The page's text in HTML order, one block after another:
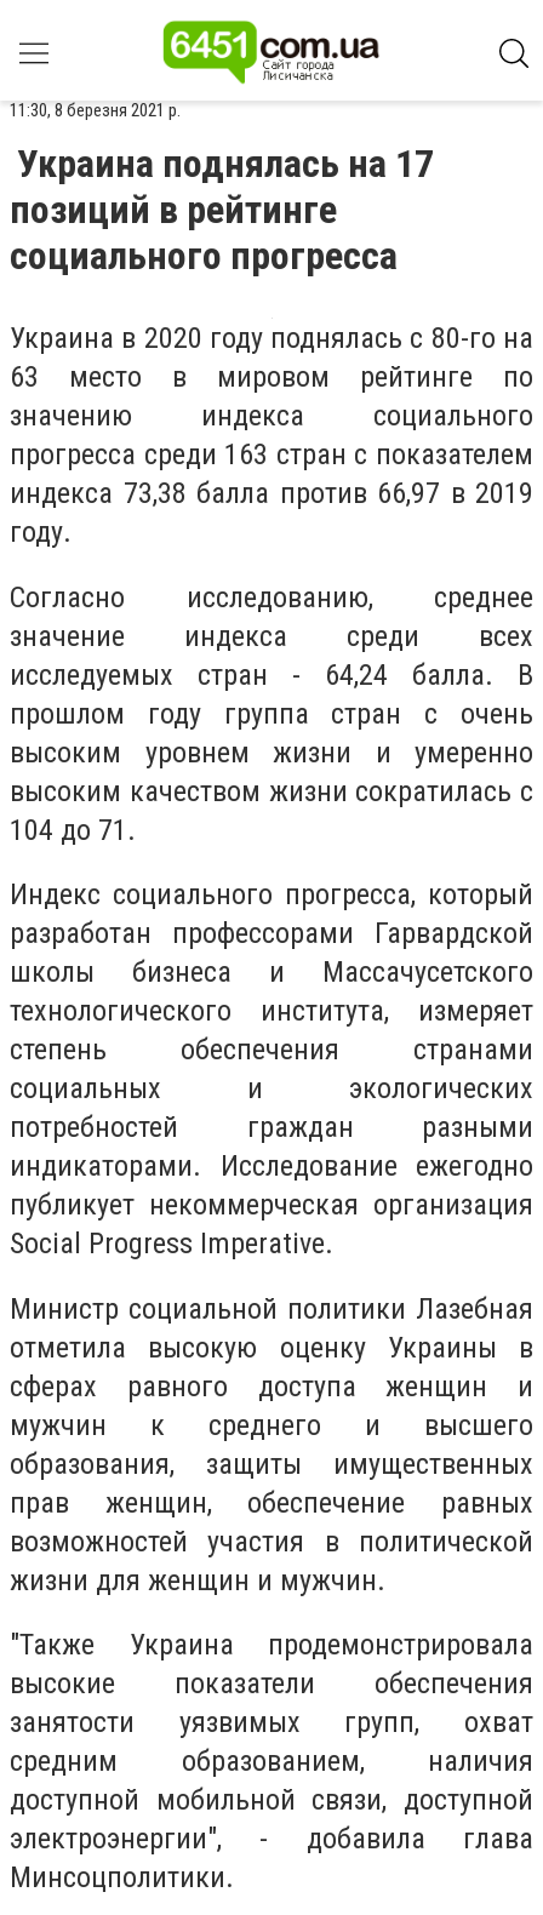
11:30, 8 березня 2021 р.
Украина поднялась на 17
позиций в рейтинге
социального прогресса
Украина в 2020 году поднялась с 80-го на
63 место в мировом рейтинге по
значению индекса социального
прогресса среди 163 стран с показателем
индекса 73,38 балла против 66,97 в 2019
году.
Согласно исследованию, среднее
значение индекса среди всех
исследуемых стран - 64,24 балла. В
прошлом году группа стран с очень
высоким уровнем жизни и умеренно
высоким качеством жизни сократилась с
104 до 71.
Индекс социального прогресса, который
разработан профессорами Гарвардской
школы бизнеса и Массачусетского
технологического института, измеряет
степень обеспечения странами
социальных и экологических
потребностей граждан разными
индикаторами. Исследование ежегодно
публикует некоммерческая организация
Social Progress Imperative.
Министр социальной политики Лазебная
отметила высокую оценку Украины в
сферах равного доступа женщин и
мужчин к среднего и высшего
образования, защиты имущественных
прав женщин, обеспечение равных
возможностей участия в политической
жизни для женщин и мужчин.
"Также Украина продемонстрировала
высокие показатели обеспечения
занятости уязвимых групп, охват
средним образованием, наличия
доступной мобильной связи, доступной
электроэнергии", - добавила глава
Минсоцполитики.